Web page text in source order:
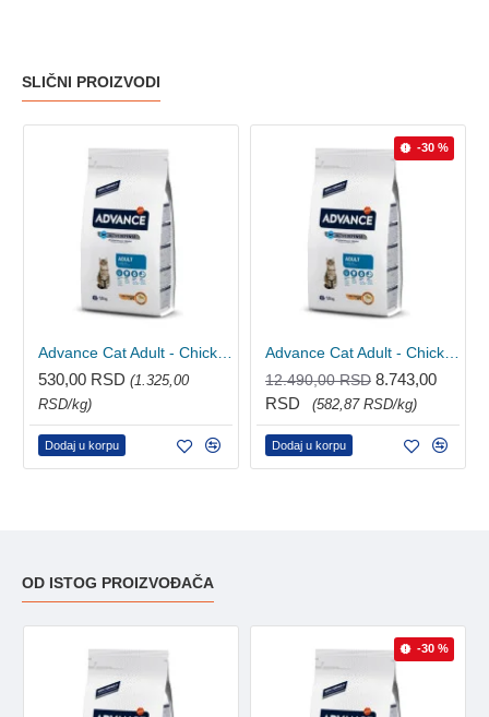
SLIČNI PROIZVODI
530,00 RSD (1.325,00
RSD/kg)
Dodaj u korpu
-30 %
12.490,00 RSD 8.743,00
RSD
(582,87 RSD/kg)
Dodaj u korpu
OD ISTOG PROIZVOĐAČA
-30 %